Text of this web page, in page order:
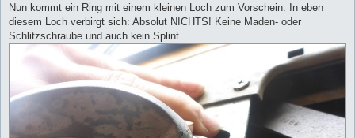
Nun kommt ein Ring mit einem kleinen Loch zum Vorschein. In eben
diesem Loch verbirgt sich: Absolut NICHTS! Keine Maden- oder
Schlitzschraube und auch kein Splint.